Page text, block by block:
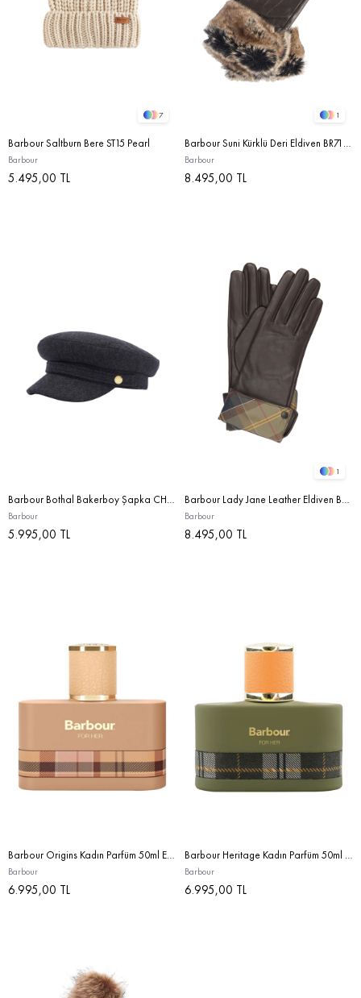
7
Barbour Saltburn Bere ST15 Pearl
Barbour
5.495,00 TL
1
Barbour Suni Kürklü Deri Eldiven BR71 Dk.Brown
Barbour
8.495,00 TL
Barbour Bothal Bakerboy Şapka CH91 Charcoal
Barbour
5.995,00 TL
1
Barbour Lady Jane Leather Eldiven BR11 Choc With
Barbour
8.495,00 TL
Barbour Origins Kadın Parfüm 50ml Edp STD
Barbour
6.995,00 TL
Barbour Heritage Kadın Parfüm 50ml Edp STD
Barbour
6.995,00 TL